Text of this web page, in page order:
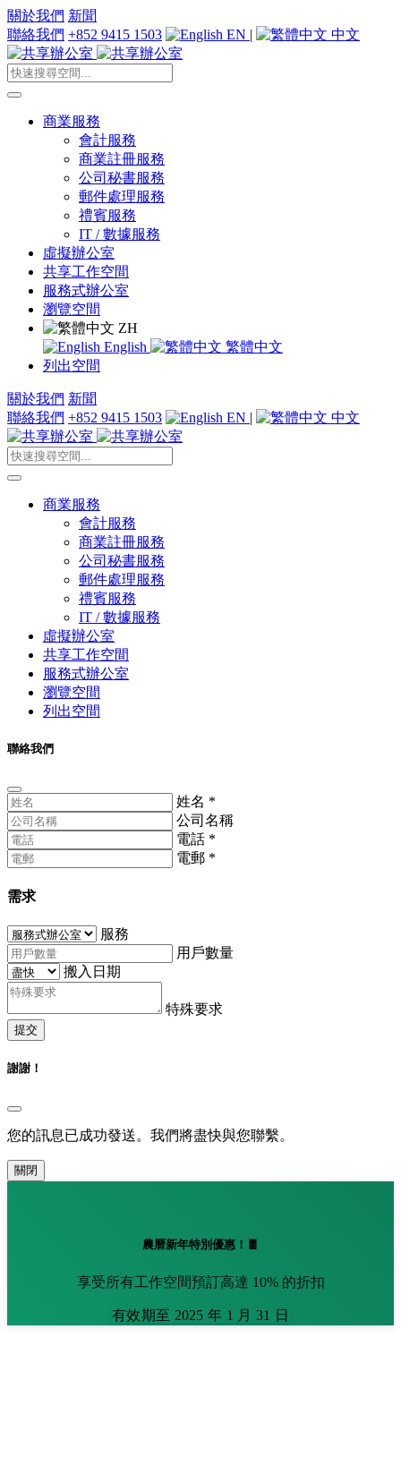
關於我們 新聞
聯絡我們 +852 9415 1503 EN | 中文
商業服務
會計服務
商業註冊服務
公司秘書服務
郵件處理服務
禮賓服務
IT / 數據服務
虛擬辦公室
共享工作空間
服務式辦公室
瀏覽空間
ZH
English
繁體中文
列出空間
關於我們 新聞
聯絡我們 +852 9415 1503 EN | 中文
商業服務
會計服務
商業註冊服務
公司秘書服務
郵件處理服務
禮賓服務
IT / 數據服務
虛擬辦公室
共享工作空間
服務式辦公室
瀏覽空間
列出空間
聯絡我們
姓名 *
公司名稱
電話 *
電郵 *
需求
服務
用戶數量
搬入日期
特殊要求
提交
謝謝！
您的訊息已成功發送。我們將盡快與您聯繫。
關閉
農曆新年特別優惠！🧧
享受所有工作空間預訂高達 10% 的折扣
有效期至 2025 年 1 月 31 日